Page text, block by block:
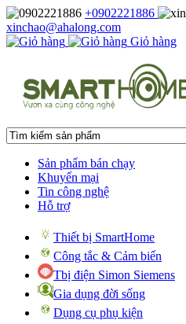
+0902221886
xinchao@ahalong.com
Giỏ hàng
Sản phẩm bán chạy
Khuyến mại
Tin công nghệ
Hỗ trợ
Thiết bị SmartHome
Công tắc & Cảm biến
Tbị điện Simon Siemens
Gia dụng đời sống
Dụng cụ phụ kiện